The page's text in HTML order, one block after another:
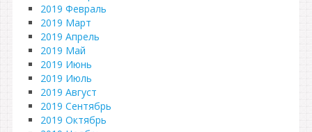
2019 Февраль
2019 Март
2019 Апрель
2019 Май
2019 Июнь
2019 Июль
2019 Август
2019 Сентябрь
2019 Октябрь